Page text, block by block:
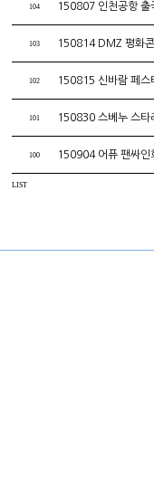
104 150807 인천공항 출
103 150814 DMZ 평화
102 150815 신바람 페스
101 150830 스베누 스타
100 150904 어퓨 팬싸인
LIST